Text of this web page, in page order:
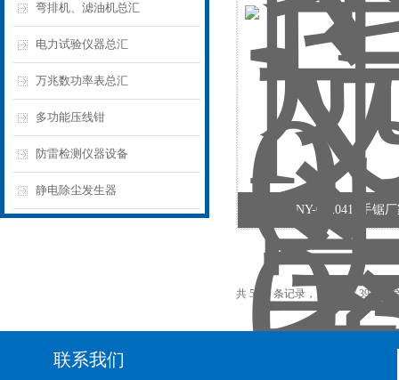
弯排机、滤油机总汇
电力试验仪器总汇
万兆数功率表总汇
多功能压线钳
防雷检测仪器设备
静电除尘发生器
NY-0320412手锯
共 5854 条记录，当前 86 / 391 页
联系我们